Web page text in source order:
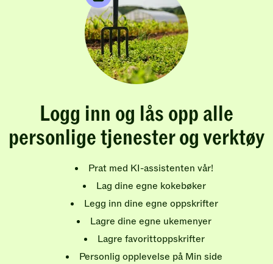
Logg inn og lås opp alle
personlige tjenester og verktøy
Prat med KI-assistenten vår!
Lag dine egne kokebøker
Legg inn dine egne oppskrifter
Lagre dine egne ukemenyer
Lagre favorittoppskrifter
Personlig opplevelse på Min side